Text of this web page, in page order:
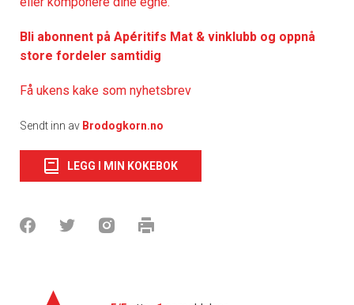
Bli abonnent på Apéritifs Mat & vinklubb og oppnå
store fordeler samtidig
Få ukens kake som nyhetsbrev
Sendt inn av Brodogkorn.no
LEGG I MIN KOKEBOK